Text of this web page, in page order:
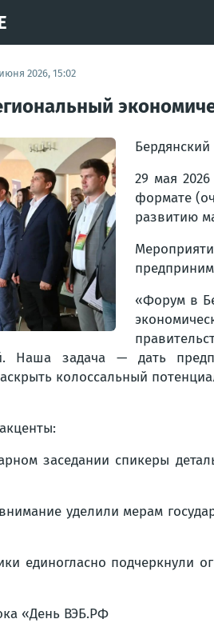
2026, 15:02
29 мая
формате
развитию
«Форум в
Наша задача — дать
колоссальный
заседании спикеры
уделили мерам
единогласно подчеркнули
«День ВЭБ.РФ